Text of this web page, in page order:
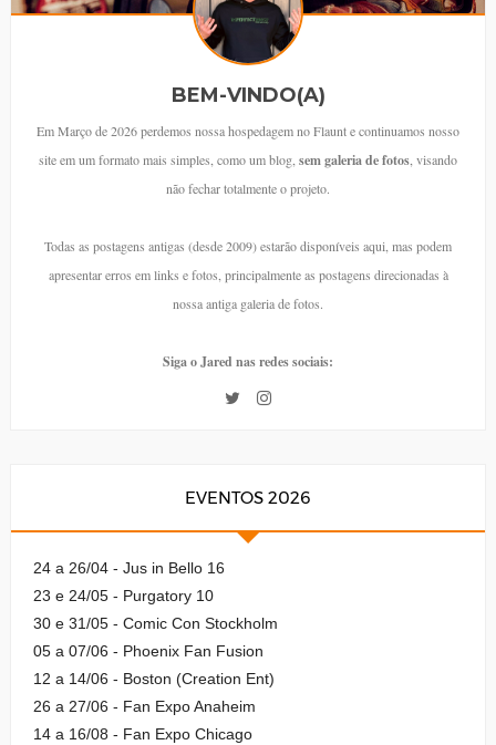
BEM-VINDO(A)
Em Março de 2026 perdemos nossa hospedagem no Flaunt e continuamos nosso
site em um formato mais simples, como um blog, sem galeria de fotos , visando
não fechar totalmente o projeto.
Todas as postagens antigas (desde 2009) estarão disponíveis aqui, mas podem
apresentar erros em links e fotos, principalmente as postagens direcionadas à
nossa antiga galeria de fotos.
Siga o Jared nas redes sociais:
EVENTOS 2026
24 a 26/04 - Jus in Bello 16
23 e 24/05 - Purgatory 10
30 e 31/05 - Comic Con Stockholm
05 a 07/06 - Phoenix Fan Fusion
12 a 14/06 - Boston (Creation Ent)
26 a 27/06 - Fan Expo Anaheim
14 a 16/08 - Fan Expo Chicago